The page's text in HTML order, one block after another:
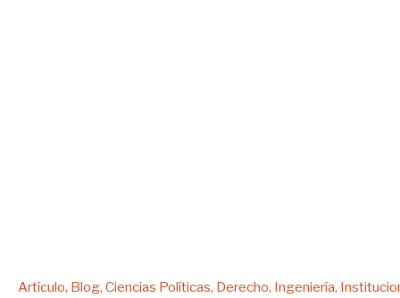
Artículo Blog Ciencias Políticas Derecho Ingeniería